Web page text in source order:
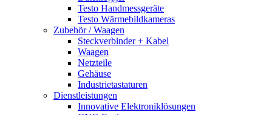
Testo Handmessgeräte
Testo Wärmebildkameras
Zubehör / Waagen
Steckverbinder + Kabel
Waagen
Netzteile
Gehäuse
Industrietastaturen
Dienstleistungen
Innovative Elektroniklösungen